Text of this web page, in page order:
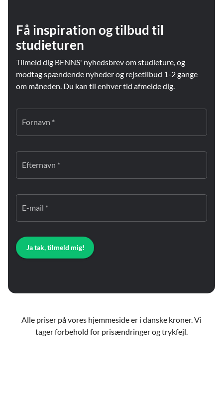
Få inspiration og tilbud til
studieturen
Tilmeld dig BENNS' nyhedsbrev om studieture, og
modtag spændende nyheder og rejsetilbud 1-2 gange
om måneden. Du kan til enhver tid afmelde dig.
Fornavn *
Efternavn *
E-mail *
Ja tak, tilmeld mig!
Alle priser på vores hjemmeside er i danske kroner. Vi
tager forbehold for prisændringer og trykfejl.